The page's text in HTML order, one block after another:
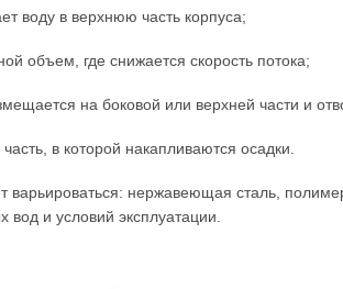
воду в верхнюю часть корпуса;
объем, где снижается скорость потока;
на боковой или верхней части и
в которой накапливаются осадки.
варьироваться: нержавеющая сталь,
вод и условий эксплуатации.